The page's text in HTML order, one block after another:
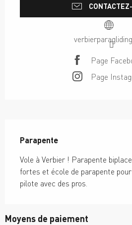
Page
Page
Parapente
Vole à Verbier ! Parapente
fortes et école de parapente
pilote avec des pros.
Moyens de paiement